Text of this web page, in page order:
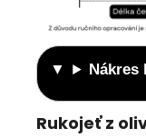
Nákres
Rukojeť z